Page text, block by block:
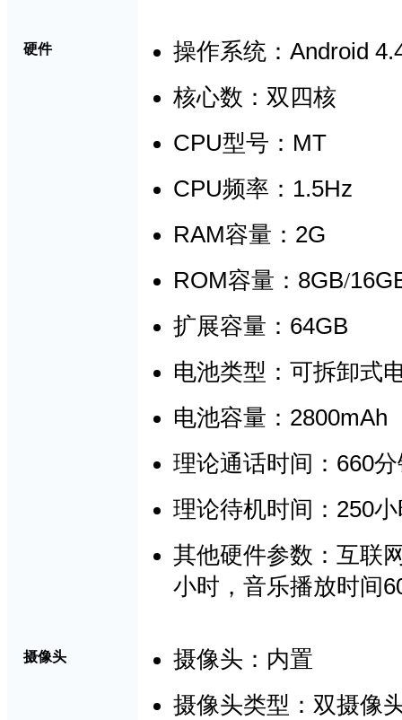
硬件 操作系统： Android
核心数：双四核
CPU型号 ： MT
CPU频率 ： 1.5Hz
RAM容量 ： 2G
ROM容量： 8GB/
扩展容量 ： 64GB
电池类型 ：可拆卸式
电池容量 ： 2800mAh
理论通话时间 ： 660
理论待机时间 ： 250
其他硬件参数：互联
小时，音乐播放时间
摄像头
摄像头：内置
摄像头类型： 双摄像